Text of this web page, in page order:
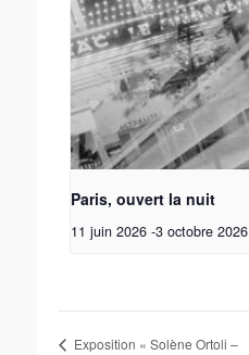
Paris, ouvert la nuit
11 juin 2026 -3 octobre 2026
Exposition « Solène Ortoli –